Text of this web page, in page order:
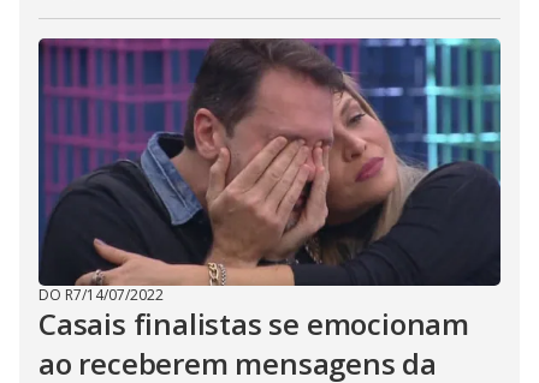
DO R7/14/07/2022
Casais finalistas se emocionam
ao receberem mensagens da